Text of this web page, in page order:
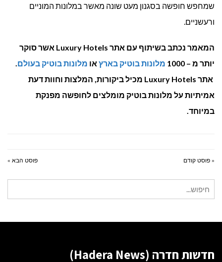
שמחפש חופשה בסגנון מעט שונה מאשר במלונות המוניים
ורעשניים.
המאמר נכתב בשיתוף עם אתר Luxury Hotels אשר סוקר
יותר מ – 1000
מלונות בוטיק בארץ או מלונות בוטיק בעולם.
אתר Luxury Hotels מכיל ביקורות, המלצות וחוות דעת
אמיתיות על מלונות בוטיק מומלצים לחופשה מפנקת
במיוחד.
« פוסט קודם פוסט הבא »
עבור:
חדשות חדרה (Hadera News)